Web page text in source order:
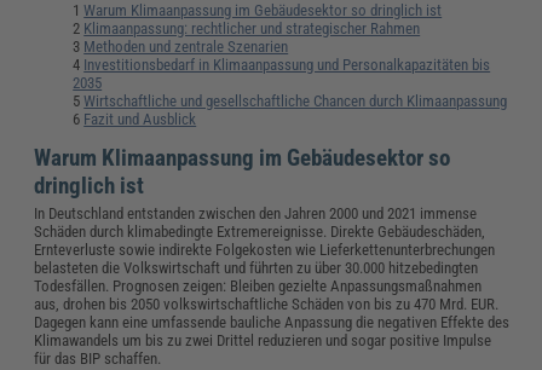
Warum Klimaanpassung im Gebäudesektor so dringlich ist
Klimaanpassung: rechtlicher und strategischer Rahmen
Methoden und zentrale Szenarien
Investitionsbedarf in Klimaanpassung und Personalkapazitäten bis
2035
Wirtschaftliche und gesellschaftliche Chancen durch Klimaanpassung
Fazit und Ausblick
Warum Klimaanpassung im Gebäudesektor so
dringlich ist
In Deutschland entstanden zwischen den Jahren 2000 und 2021 immense
Schäden durch klimabedingte Extremereignisse. Direkte Gebäudeschäden,
Ernteverluste sowie indirekte Folgekosten wie Lieferkettenunterbrechungen
belasteten die Volkswirtschaft und führten zu über 30.000 hitzebedingten
Todesfällen. Prognosen zeigen: Bleiben gezielte Anpassungsmaßnahmen
aus, drohen bis 2050 volkswirtschaftliche Schäden von bis zu 470 Mrd. EUR.
Dagegen kann eine umfassende bauliche Anpassung die negativen Effekte des
Klimawandels um bis zu zwei Drittel reduzieren und sogar positive Impulse
für das BIP schaffen.